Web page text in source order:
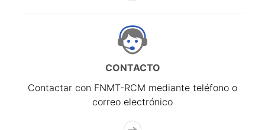
CONTACTO
Contactar con FNMT-RCM mediante teléfono o
correo electrónico